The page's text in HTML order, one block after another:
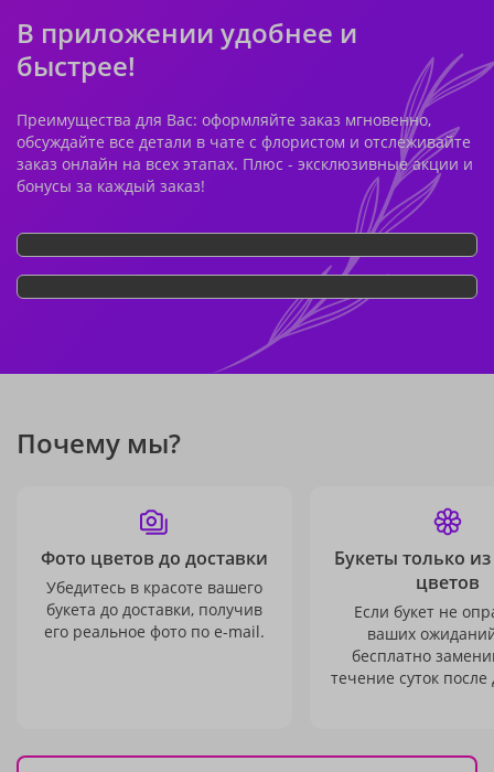
В приложении удобнее и
быстрее!
Преимущества для Вас: оформляйте заказ мгновенно,
обсуждайте все детали в чате с флористом и отслеживайте
заказ онлайн на всех этапах. Плюс - эксклюзивные акции и
бонусы за каждый заказ!
Почему мы?
Фото цветов до доставки
Убедитесь в красоте вашего
букета до доставки, получив
его реальное фото по e-mail.
Букеты только
цветов
Если букет не
ваших
бесплатно
течение суток после